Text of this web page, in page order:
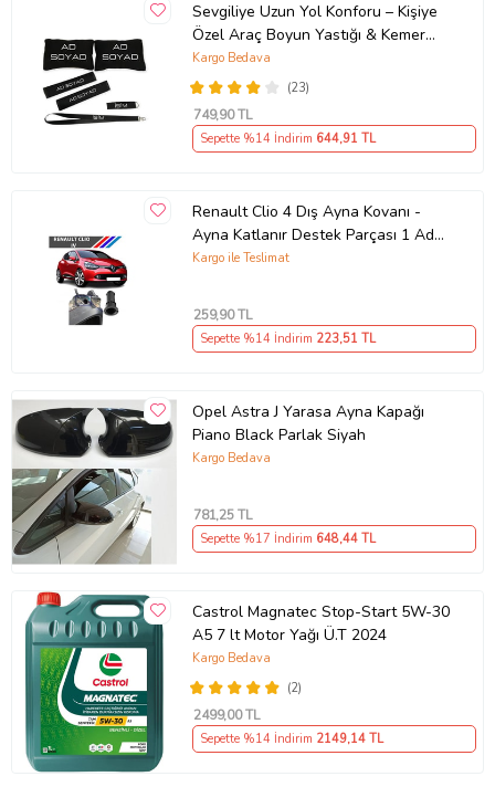
Sevgiliye Uzun Yol Konforu – Kişiye
Özel Araç Boyun Yastığı & Kemer
Pedi Hediye Seti
(23)
Kargo Bedava
749,90 TL
Sepette %14 İndirim 644,91 TL
Renault Clio 4 Dış Ayna Kovanı -
Ayna Katlanır Destek Parçası 1 Adet
490307706 M3625
Kargo ile Teslimat
259,90 TL
Sepette %14 İndirim 223,51 TL
Opel Astra J Yarasa Ayna Kapağı
Piano Black Parlak Siyah
Kargo Bedava
781,25 TL
Sepette %17 İndirim 648,44 TL
Castrol Magnatec Stop-Start 5W-30
A5 7 lt Motor Yağı Ü.T 2024
(2)
Kargo Bedava
2499,00 TL
Sepette %14 İndirim 2149,14 TL